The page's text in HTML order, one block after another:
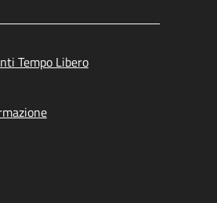
Tempo Libero